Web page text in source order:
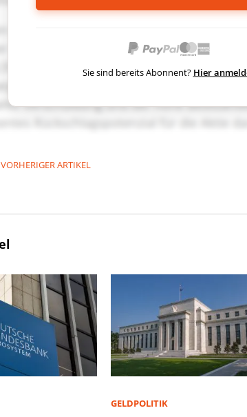
Sie sind bereits Abonnent? Hier
VORHERIGER ARTIKEL
GELDPOLITIK